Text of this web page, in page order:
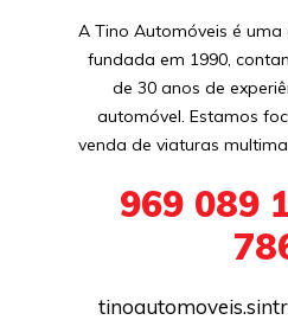
A Tino Automóveis é
fundada em 1990,
de 30 anos de
automóvel. Estamos
venda de viaturas
969 089